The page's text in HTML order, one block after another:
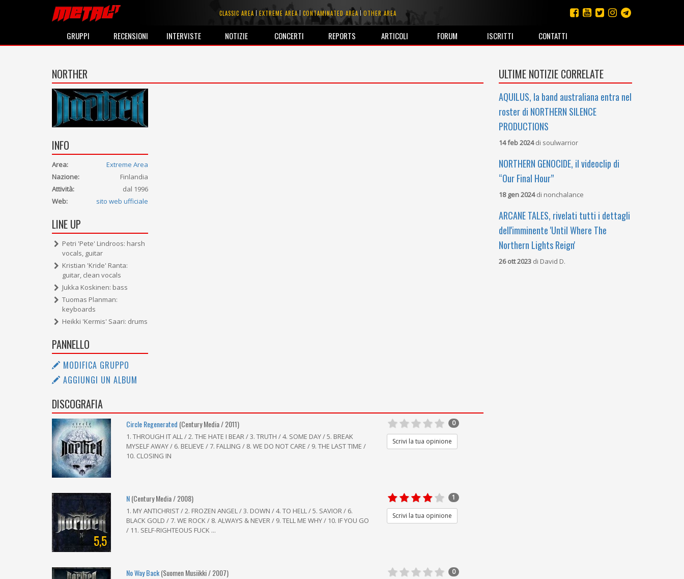
CLASSIC AREA EXTREME AREA CONTAMINATED AREA OTHER AREA
GRUPPI RECENSIONI INTERVISTE NOTIZIE CONCERTI REPORTS ARTICOLI FORUM ISCRITTI CONTATTI
NORTHER
INFO
Area:
Extreme Area
Nazione:
Finlandia
Attività:
dal 1996
Web:
sito web ufficiale
LINE UP
Petri 'Pete' Lindroos: harsh
vocals, guitar
Kristian 'Kride' Ranta:
guitar, clean vocals
Jukka Koskinen: bass
Tuomas Planman:
keyboards
Heikki 'Kermis' Saari: drums
PANNELLO
MODIFICA GRUPPO
AGGIUNGI UN ALBUM
DISCOGRAFIA
Circle Regenerated (Century Media / 2011)
1. THROUGH IT ALL / 2. THE HATE I BEAR / 3. TRUTH / 4. SOME DAY / 5. BREAK
MYSELF AWAY / 6. BELIEVE / 7. FALLING / 8. WE DO NOT CARE / 9. THE LAST TIME /
10. CLOSING IN
0
Scrivi la tua opinione
5,5
N(Century Media / 2008)
1. MY ANTICHRIST / 2. FROZEN ANGEL / 3. DOWN / 4. TO HELL / 5. SAVIOR / 6.
BLACK GOLD / 7. WE ROCK / 8. ALWAYS & NEVER / 9. TELL ME WHY / 10. IF YOU GO
/ 11. SELF-RIGHTEOUS FUCK ...
1
Scrivi la tua opinione
No Way Back(Suomen Musiikki / 2007) 0
ULTIME NOTIZIE CORRELATE
AQUILUS, la band australiana entra nel
roster di NORTHERN SILENCE
PRODUCTIONS
14 feb 2024di soulwarrior
NORTHERN GENOCIDE, il videoclip di
“Our Final Hour”
18 gen 2024di nonchalance
ARCANE TALES, rivelati tutti i dettagli
dell'imminente 'Until Where The
Northern Lights Reign'
26 ott 2023di David D.